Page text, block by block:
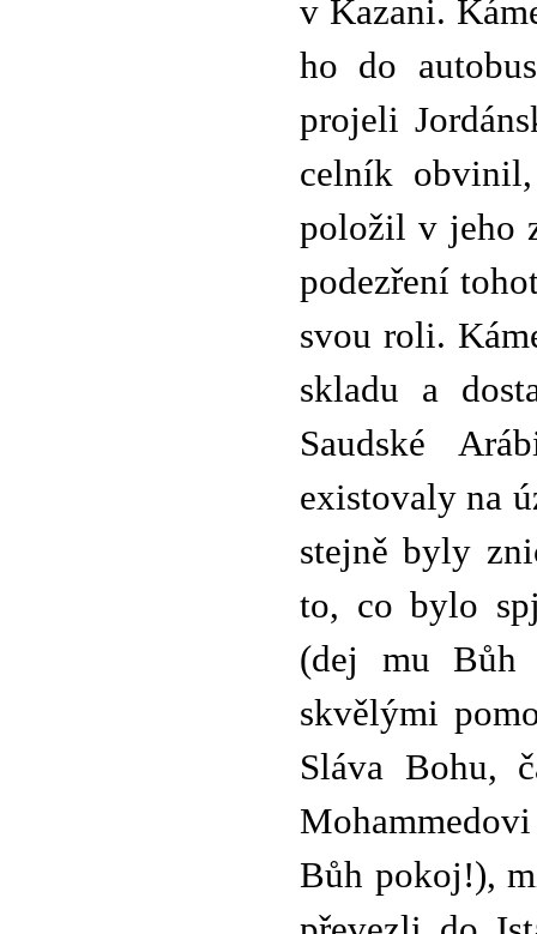
v Kazani.
ho do
projeli
celník
položil v jeho
podezření
svou roli.
skladu a
Saudské
existovaly na
stejně byly
to, co bylo
(dej mu Bůh
skvělými
Sláva Bohu,
Bůh pokoj!),